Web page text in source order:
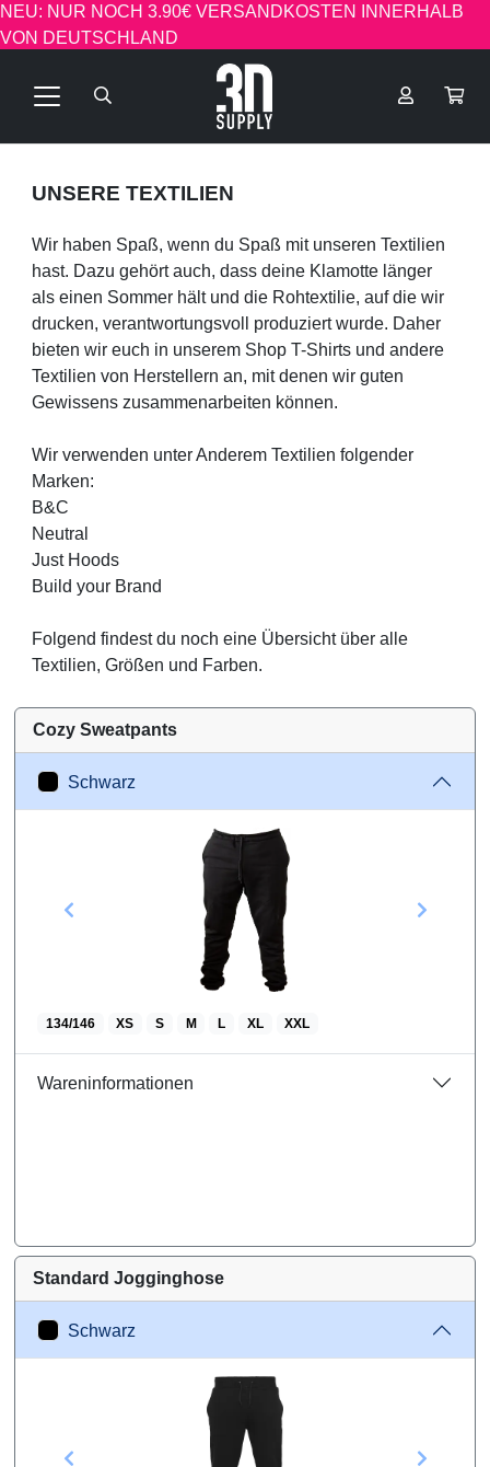
NEU: NUR NOCH 3.90€ VERSANDKOSTEN INNERHALB
VON DEUTSCHLAND
UNSERE TEXTILIEN
Wir haben Spaß, wenn du Spaß mit unseren Textilien
hast. Dazu gehört auch, dass deine Klamotte länger
als einen Sommer hält und die Rohtextilie, auf die wir
drucken, verantwortungsvoll produziert wurde. Daher
bieten wir euch in unserem Shop T-Shirts und andere
Textilien von Herstellern an, mit denen wir guten
Gewissens zusammenarbeiten können.
Wir verwenden unter Anderem Textilien folgender
Marken:
B&C
Neutral
Just Hoods
Build your Brand
Folgend findest du noch eine Übersicht über alle
Textilien, Größen und Farben.
Cozy Sweatpants
Schwarz
134/146 XS S M L XL XXL
Wareninformationen
Standard Jogginghose
Schwarz